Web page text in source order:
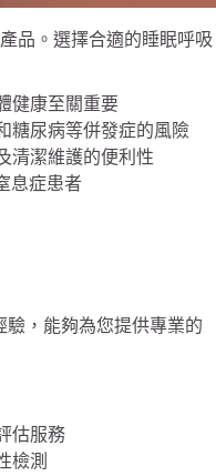
品。選擇合適的睡眠呼吸
健康至關重要
糖尿病等併發症的風險
清潔維護的便利性
息症患者
，能夠為您提供專業的
估服務
檢測